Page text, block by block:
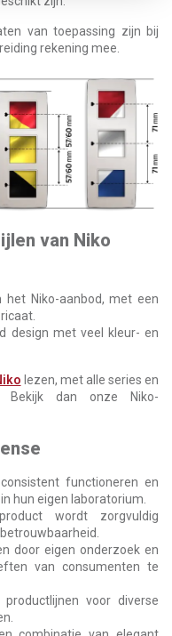
van toepassing zijn bij
rekening mee.
van Niko
Niko-aanbod, met een
design met veel kleur- en
lezen, met alle series en
Bekijk dan onze Niko-
functioneren en
hun eigen laboratorium.
wordt zorgvuldig
door eigen onderzoek en
van consumenten te
voor diverse